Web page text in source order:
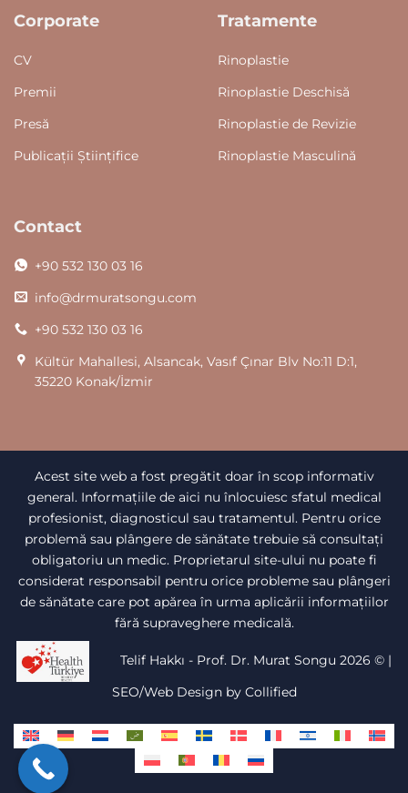
Corporate
CV
Premii
Presă
Publicații Științifice
Tratamente
Rinoplastie
Rinoplastie Deschisă
Rinoplastie de Revizie
Rinoplastie Masculină
Contact
+90 532 130 03 16
info@drmuratsongu.com
+90 532 130 03 16
Kültür Mahallesi, Alsancak, Vasıf Çınar Blv No:11 D:1,
35220 Konak/İzmir
Acest site web a fost pregătit doar în scop informativ
general. Informațiile de aici nu înlocuiesc sfatul medical
profesionist, diagnosticul sau tratamentul. Pentru orice
problemă sau plângere de sănătate trebuie să consultați
obligatoriu un medic. Proprietarul site-ului nu poate fi
considerat responsabil pentru orice probleme sau plângeri
de sănătate care pot apărea în urma aplicării informațiilor
fără supraveghere medicală.
Telif Hakkı - Prof. Dr. Murat Songu 2026 © |
SEO/Web Design by Collified